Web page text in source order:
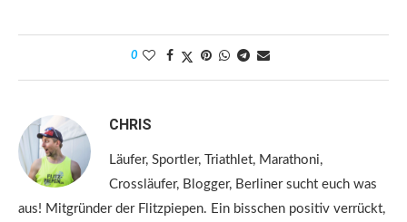
0
CHRIS
Läufer, Sportler, Triathlet, Marathoni,
Crossläufer, Blogger, Berliner sucht euch was
aus! Mitgründer der Flitzpiepen. Ein bisschen positiv verrückt,